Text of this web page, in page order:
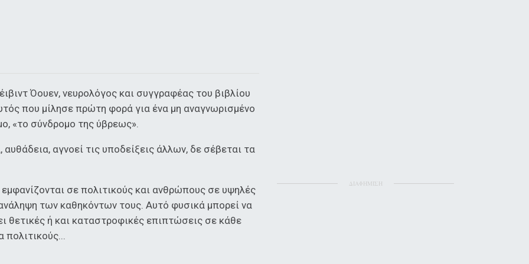
Όουεν, νευρολόγος και συγγραφέας του βιβλίου
που μίλησε πρώτη φορά για ένα μη αναγνωρισμένο
«το σύνδρομο της ύβρεως».
αγνοεί τις υποδείξεις άλλων, δε σέβεται τα
σε πολιτικούς και ανθρώπους σε υψηλές
των καθηκόντων τους. Αυτό φυσικά μπορεί να
θετικές ή και καταστροφικές επιπτώσεις σε κάθε
πολιτικούς...
ΔΙΑΦΗΜΙΣΗ